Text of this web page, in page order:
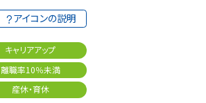
アイコンの説明
キャリアアップ
離職率10％未満
産休・育休